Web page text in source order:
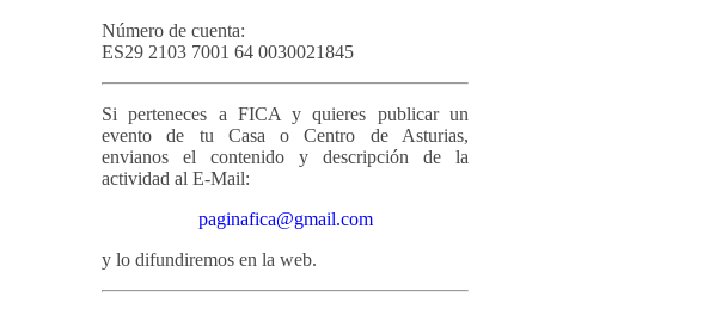
Número de cuenta:
ES29 2103 7001 64 0030021845
Si perteneces a FICA y quieres publicar un
evento de tu Casa o Centro de Asturias,
envianos el contenido y descripción de la
actividad al E-Mail:
paginafica@gmail.com
y lo difundiremos en la web.